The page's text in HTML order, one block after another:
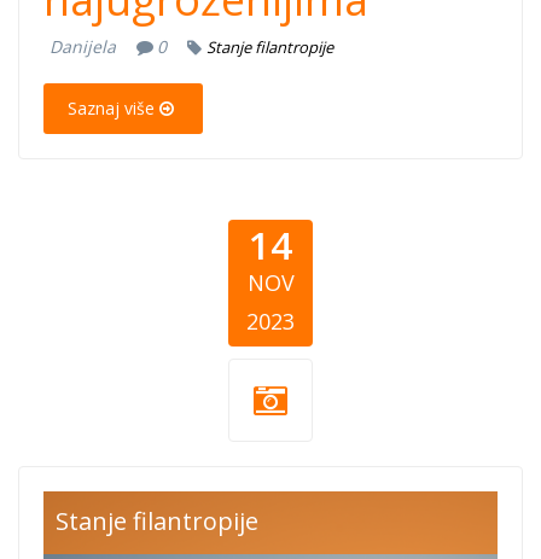
Danijela 0 Stanje filantropije
Saznaj više
14
NOV
2023
kosovo-daruje-
Stanje filantropije